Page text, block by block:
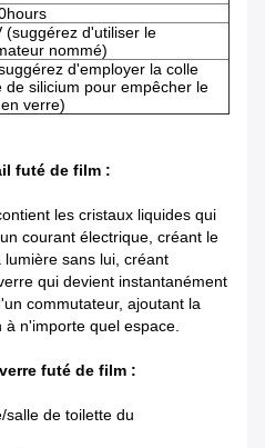
(suggérez d'utiliser le
nommé)
d'employer la colle
de silicium pour empêcher le
verre)
futé de film :
les cristaux liquides qui
courant électrique, créant le
sans lui, créant
qui devient instantanément
commutateur, ajoutant la
n'importe quel espace.
futé de film :
salle de toilette du